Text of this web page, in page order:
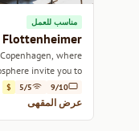
مناسب للعمل
Flottenheimer
where
invite you to
unwind.
9/10
5/5
$
عرض المقهى